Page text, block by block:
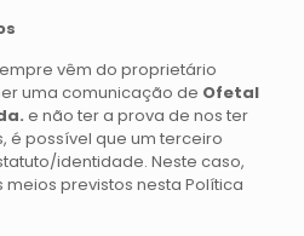
vêm do proprietário
uma comunicação de Ofetal
e não ter a prova de nos ter
é possível que um terceiro
identidade. Neste caso,
previstos nesta Política